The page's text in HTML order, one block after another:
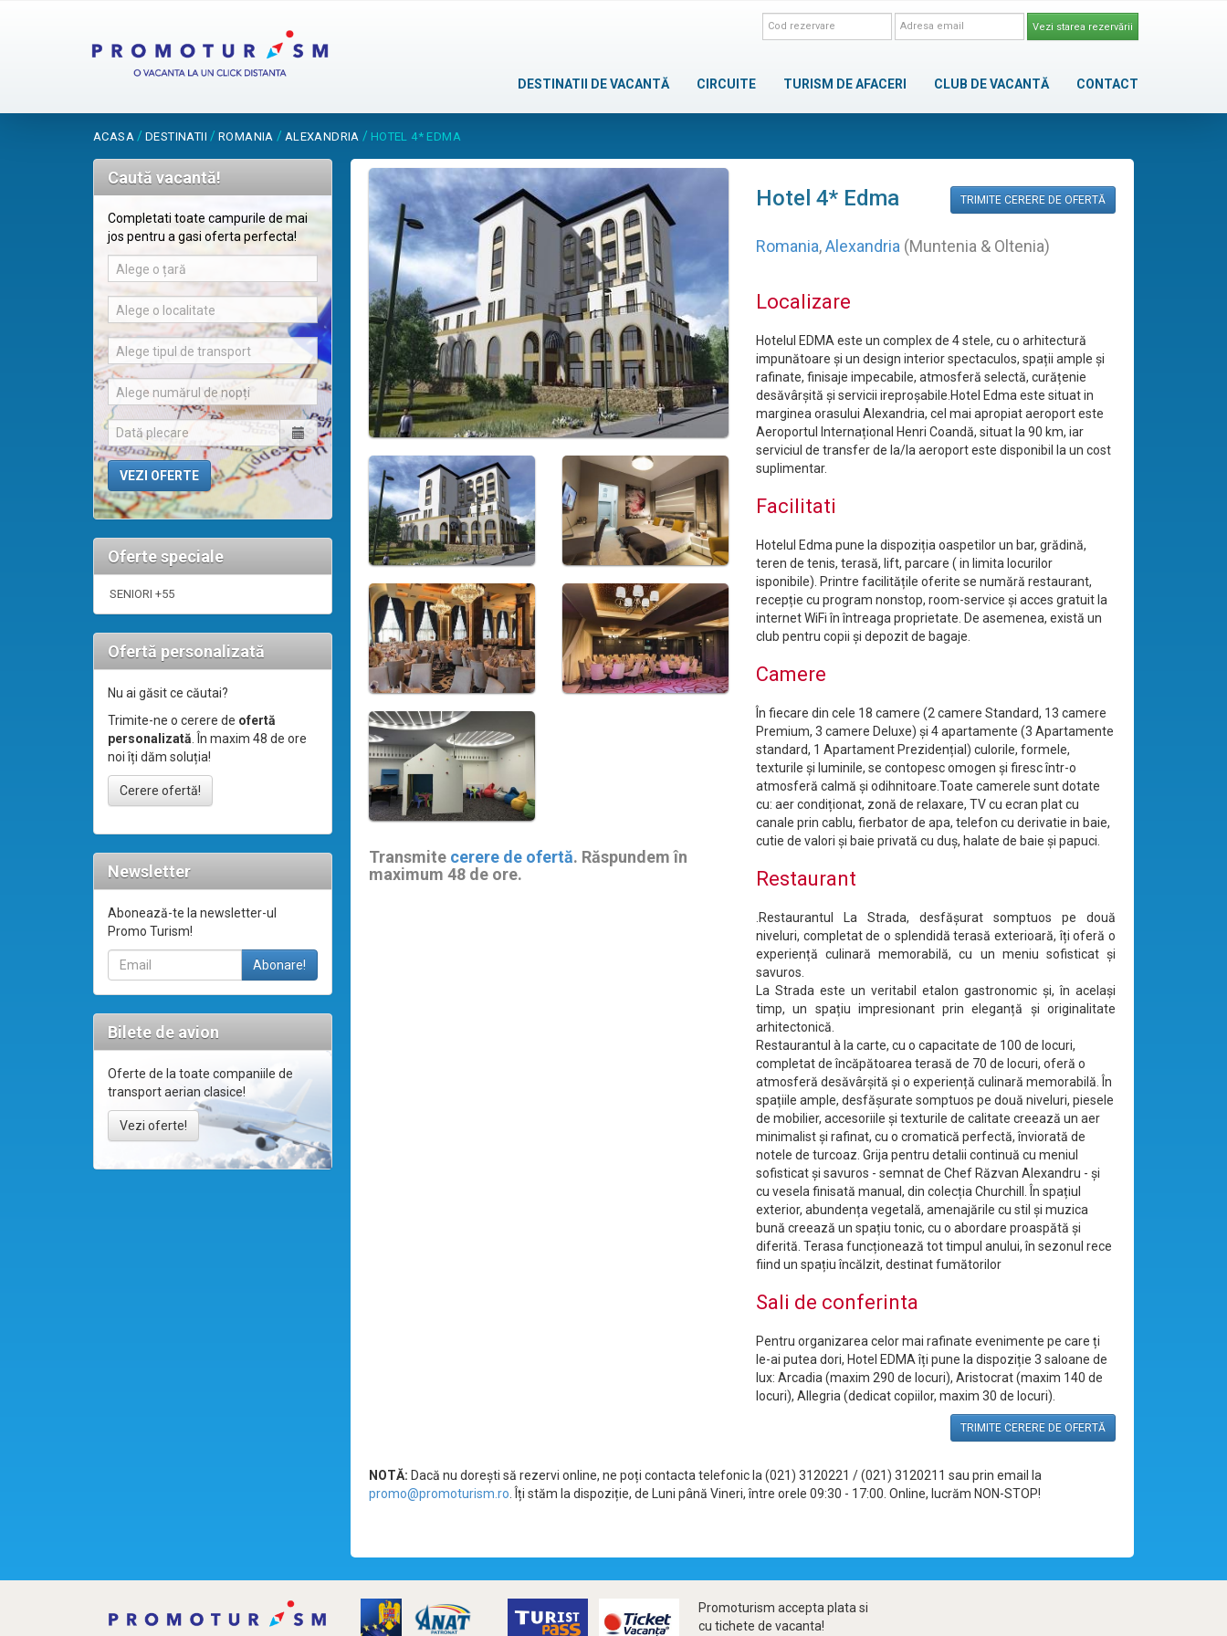
Vezi starea rezervării
DESTINATII DE VACANTĂ CIRCUITE TURISM DE AFACERI CLUB DE VACANTĂ CONTACT
ACASA / DESTINATII / ROMANIA / ALEXANDRIA / HOTEL 4* EDMA
Caută vacantă!
Completati toate campurile de mai
jos pentru a gasi oferta perfecta!
Alege o țară
Alege o localitate
Alege tipul de transport
Alege numărul de nopți
Oferte speciale
SENIORI +55
Ofertă personalizată
Nu ai găsit ce căutai?
Trimite-ne o cerere de ofertă
personalizată. În maxim 48 de ore
noi îți dăm soluția!
Cerere ofertă!
Newsletter
Abonează-te la newsletter-ul
Promo Turism!
Bilete de avion
Oferte de la toate companiile de
transport aerian clasice!
Vezi oferte!
Transmite cerere de ofertă. Răspundem în
maximum 48 de ore.
Hotel 4* Edma TRIMITE CERERE DE OFERTĂ
Romania,Alexandria (Muntenia & Oltenia)
Localizare
Hotelul EDMA este un complex de 4 stele, cu o arhitectură
impunătoare și un design interior spectaculos, spații ample și
rafinate, finisaje impecabile, atmosferă selectă, curățenie
desăvârșită și servicii ireproșabile.Hotel Edma este situat in
marginea orasului Alexandria, cel mai apropiat aeroport este
Aeroportul Internațional Henri Coandă, situat la 90 km, iar
serviciul de transfer de la/la aeroport este disponibil la un cost
suplimentar.
Facilitati
Hotelul Edma pune la dispoziția oaspetilor un bar, grădină,
teren de tenis, terasă, lift, parcare ( in limita locurilor
isponibile). Printre facilitățile oferite se numără restaurant,
recepție cu program nonstop, room-service și acces gratuit la
internet WiFi în întreaga proprietate. De asemenea, există un
club pentru copii și depozit de bagaje.
Camere
În fiecare din cele 18 camere (2 camere Standard, 13 camere
Premium, 3 camere Deluxe) și 4 apartamente (3 Apartamente
standard, 1 Apartament Prezidențial) culorile, formele,
texturile și luminile, se contopesc omogen și firesc într-o
atmosferă calmă și odihnitoare.Toate camerele sunt dotate
cu: aer condiționat, zonă de relaxare, TV cu ecran plat cu
canale prin cablu, fierbator de apa, telefon cu derivatie in baie,
cutie de valori și baie privată cu duș, halate de baie și papuci.
Restaurant
.Restaurantul La Strada, desfășurat somptuos pe două
niveluri, completat de o splendidă terasă exterioară, îți oferă o
experiență culinară memorabilă, cu un meniu sofisticat și
savuros.
La Strada este un veritabil etalon gastronomic și, în acelaşi
timp, un spațiu impresionant prin eleganță și originalitate
arhitectonică.
Restaurantul à la carte, cu o capacitate de 100 de locuri,
completat de încăpătoarea terasă de 70 de locuri, oferă o
atmosferă desăvârșită și o experiență culinară memorabilă. În
spațiile ample, desfășurate somptuos pe două niveluri, piesele
de mobilier, accesoriile și texturile de calitate creează un aer
minimalist și rafinat, cu o cromatică perfectă, înviorată de
notele de turcoaz. Grija pentru detalii continuă cu meniul
sofisticat și savuros - semnat de Chef Răzvan Alexandru - și
cu vesela finisată manual, din colecția Churchill. În spațiul
exterior, abundența vegetală, amenajările cu stil și muzica
bună creează un spațiu tonic, cu o abordare proaspătă și
diferită. Terasa funcționează tot timpul anului, în sezonul rece
fiind un spațiu încălzit, destinat fumătorilor
Sali de conferinta
Pentru organizarea celor mai rafinate evenimente pe care ți
le-ai putea dori, Hotel EDMA îți pune la dispoziție 3 saloane de
lux: Arcadia (maxim 290 de locuri), Aristocrat (maxim 140 de
locuri), Allegria (dedicat copiilor, maxim 30 de locuri).
TRIMITE CERERE DE OFERTĂ
NOTĂ: Dacă nu dorești să rezervi online, ne poți contacta telefonic la (021) 3120221 / (021) 3120211 sau prin email la
promo@promoturism.ro. Îți stăm la dispoziție, de Luni până Vineri, între orele 09:30 - 17:00. Online, lucrăm NON-STOP!
Promoturism accepta plata si
cu tichete de vacanta!